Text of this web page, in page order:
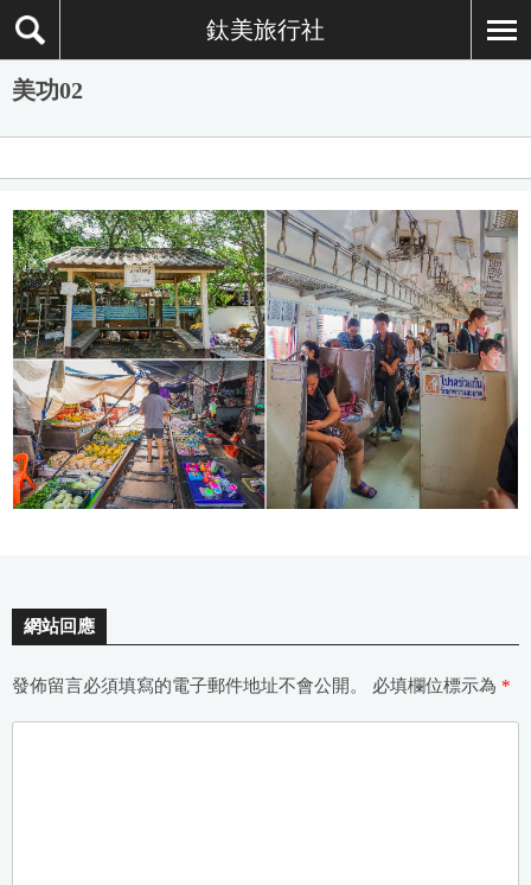
鈦美旅行社
美功02
網站回應
發佈留言必須填寫的電子郵件地址不會公開。 必填欄位標示為 *